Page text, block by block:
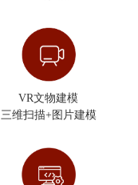
VR文物建模
三维扫描+图片建模